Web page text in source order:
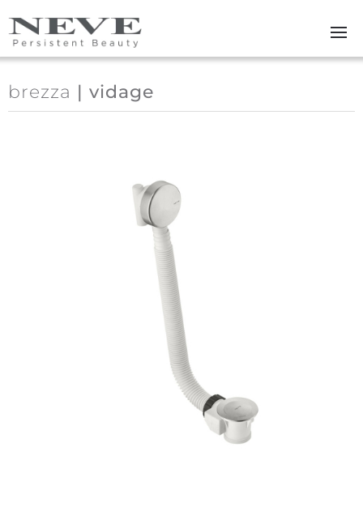
Skip to main content
brezza | vidage